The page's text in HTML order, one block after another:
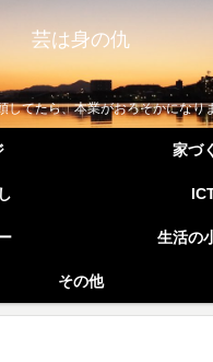
芸は身の仇
してたら、本業がおろそかになり
家づ
生活の
その他